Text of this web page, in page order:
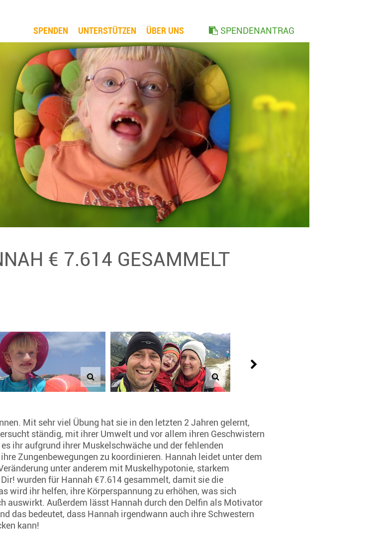
SPENDEN UNTERSTÜTZEN ÜBER UNS SPENDENANTRAG
€ 7.614 GESAMMELT
Mit sehr viel Übung hat sie in den letzten 2 Jahren gelernt,
ständig, mit ihrer Umwelt und vor allem ihren Geschwistern
ihr aufgrund ihrer Muskelschwäche und der fehlenden
Zungenbewegungen zu koordinieren. Hannah leidet unter dem
unter anderem mit Muskelhypotonie, starkem
wurden für Hannah €7.614 gesammelt, damit sie die
wird ihr helfen, ihre Körperspannung zu erhöhen, was sich
auswirkt. Außerdem lässt Hannah durch den Delfin als Motivator
das bedeutet, dass Hannah irgendwann auch ihre Schwestern
kann!